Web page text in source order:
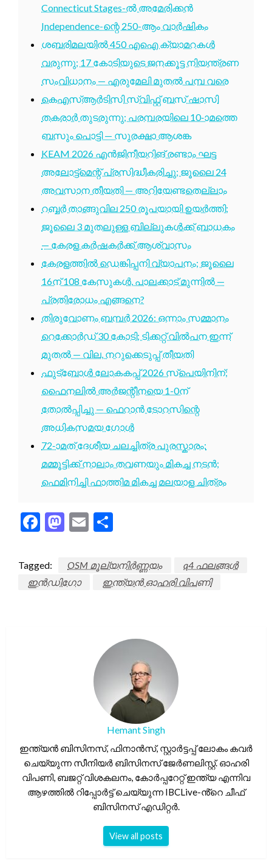
Connecticut Stages-ൽ അമേരിക്കൻ
Independence-ന്റെ 250-ആം വാർഷികം
ശബരിമലയിൽ 450 എഐ ക്യാമറകൾ
വരുന്നു; 17 കോടിയുടെ ജനക്കൂട്ട നിയന്ത്രണ
സംവിധാനം — എരുമേലി മുതൽ പമ്പ വരെ
കെഎസ്ആർടിസി സ്വിഫ്റ്റ് ബസ് ഷാസി
തകരാർ തുടരുന്നു; പരമ്പരയിലെ 10-ാമത്തെ
ബസും പൊട്ടി — സുരക്ഷാ ആശങ്ക
KEAM 2026 എൻജിനീയറിങ് രണ്ടാം ഘട്ട
അലോട്ട്മെന്റ് പ്രസിദ്ധീകരിച്ചു; ജൂലൈ 24
അവസാന തീയതി — അറിയേണ്ടതെല്ലാം
റബ്ബർ താങ്ങുവില 250 രൂപയായി ഉയർത്തി;
ജൂലൈ 3 മുതലുള്ള ബില്ലുകൾക്ക് ബാധകം
— കേരള കർഷകർക്ക് ആശ്വാസം
കേരളത്തിൽ ഡെങ്കിപ്പനി വ്യാപനം; ജൂലൈ
16ന് 108 കേസുകൾ, പാലക്കാട് മുന്നിൽ —
പ്രതിരോധം എങ്ങനെ?
തിരുവോണം ബമ്പർ 2026: ഒന്നാം സമ്മാനം
റെക്കോർഡ് 30 കോടി; ടിക്കറ്റ് വിൽപന ഇന്ന്
മുതൽ — വില, നറുക്കെടുപ്പ് തീയതി
ഫുട്ബോൾ ലോകകപ്പ് 2026 സ്പെയിനിന്;
ഫൈനലിൽ അർജന്റീനയെ 1-0ന്
തോൽപ്പിച്ചു — ഫെറാൻ ടോറസിന്റെ
അധികസമയ ഗോൾ
72-ാമത് ദേശീയ ചലച്ചിത്ര പുരസ്കാരം:
മമ്മൂട്ടിക്ക് നാലാം തവണയും മികച്ച നടൻ;
ഫെമിനിച്ചി ഫാത്തിമ മികച്ച മലയാള ചിത്രം
Facebook
Mastodon
Email
Tagged: OSM മൂല്യനിർണ്ണയം
q4 ഫലങ്ങൾ
ഇൻഡിഗോ
ഇന്ത്യൻ ഓഹരി വിപണി
Hemant Singh
ഇന്ത്യൻ ബിസിനസ്, ഫിനാൻസ്, സ്റ്റാർട്ടപ്പ് ലോകം കവർ
ചെയ്യുന്ന സീനിയർ ബിസിനസ് ജേർണലിസ്റ്റ്. ഓഹരി
വിപണി, ബജറ്റ് വിശകലനം, കോർപ്പറേറ്റ് ഇന്ത്യ എന്നിവ
ആഴത്തിൽ റിപ്പോർട്ട് ചെയ്യുന്ന IBCLive-ൻ്റെ ചീഫ്
ബിസിനസ് എഡിറ്റർ.
View all posts